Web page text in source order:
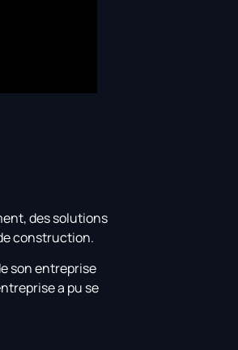
des solutions
construction.
son entreprise
a pu se